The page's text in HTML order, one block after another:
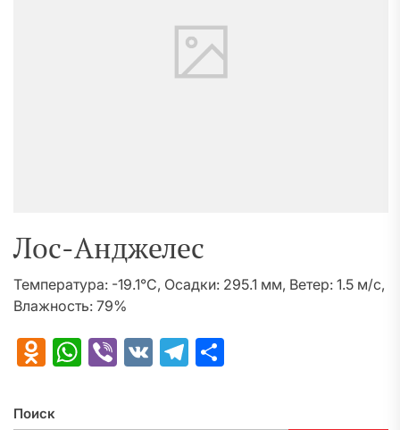
Лос-Анджелес
Температура: -19.1°C, Осадки: 295.1 мм, Ветер: 1.5 м/с,
Влажность: 79%
Odnoklassniki
WhatsApp
Viber
VK Telegram
Поиск